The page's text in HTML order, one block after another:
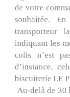
de votre
souhaitée.
transporteur
indiquant les
colis n’est
d’instance,
biscuiterie LE
Au-delà de 30